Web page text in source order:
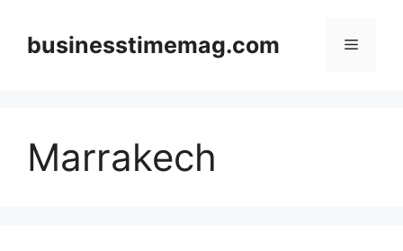
contentbusinesstimemag.com Menu
Marrakech